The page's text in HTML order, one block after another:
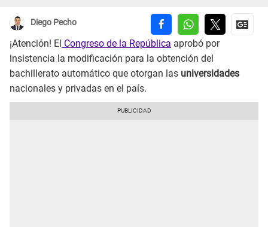
Diego Pecho
¡Atención! El Congreso de la República aprobó por
insistencia la modificación para la obtención del
bachillerato automático que otorgan las universidades
nacionales y privadas en el país.